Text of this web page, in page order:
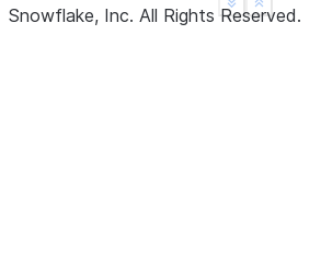
Show less
See more
Snowflake, Inc. All Rights Reserved.